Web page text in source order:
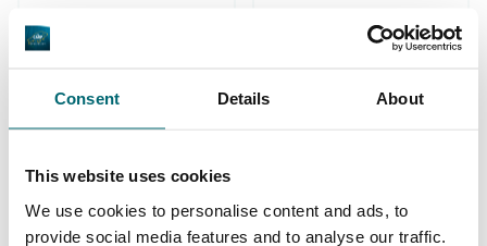
Consent Details About
This website uses cookies
We use cookies to personalise content and ads, to
provide social media features and to analyse our traffic.
Al 152.863 tevreden
vissers geholpen
karpervissers